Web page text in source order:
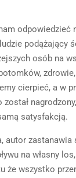
podążający
osób na
cierpieć, a w
został
satysfakcją.
autor
na własny
że wszystko